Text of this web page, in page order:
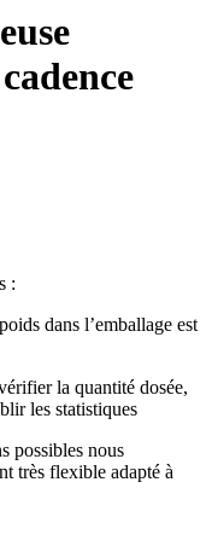
:
dans l’emballage est
la quantité dosée,
les statistiques
possibles nous
très flexible adapté à